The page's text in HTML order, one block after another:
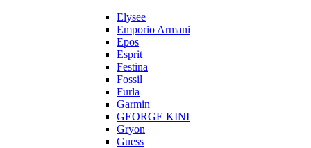
Elysee
Emporio Armani
Epos
Esprit
Festina
Fossil
Furla
Garmin
GEORGE KINI
Gryon
Guess